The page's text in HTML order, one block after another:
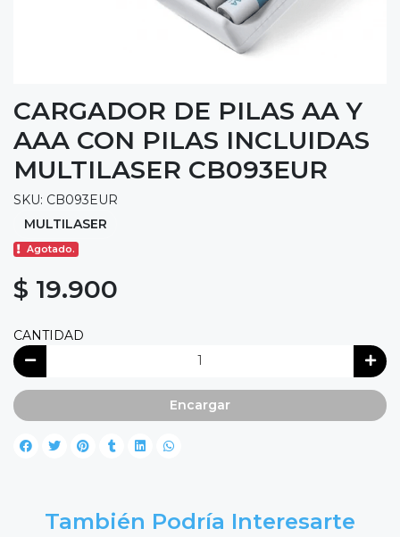
CARGADOR DE PILAS AA Y
AAA CON PILAS INCLUIDAS
MULTILASER CB093EUR
SKU: CB093EUR
MULTILASER
Agotado.
$ 19.900
CANTIDAD
Encargar
También Podría Interesarte